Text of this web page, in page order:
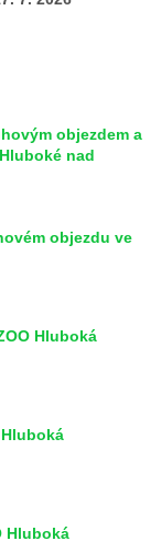
objezdem a
nad
objezdu ve
Hluboká
Hluboká